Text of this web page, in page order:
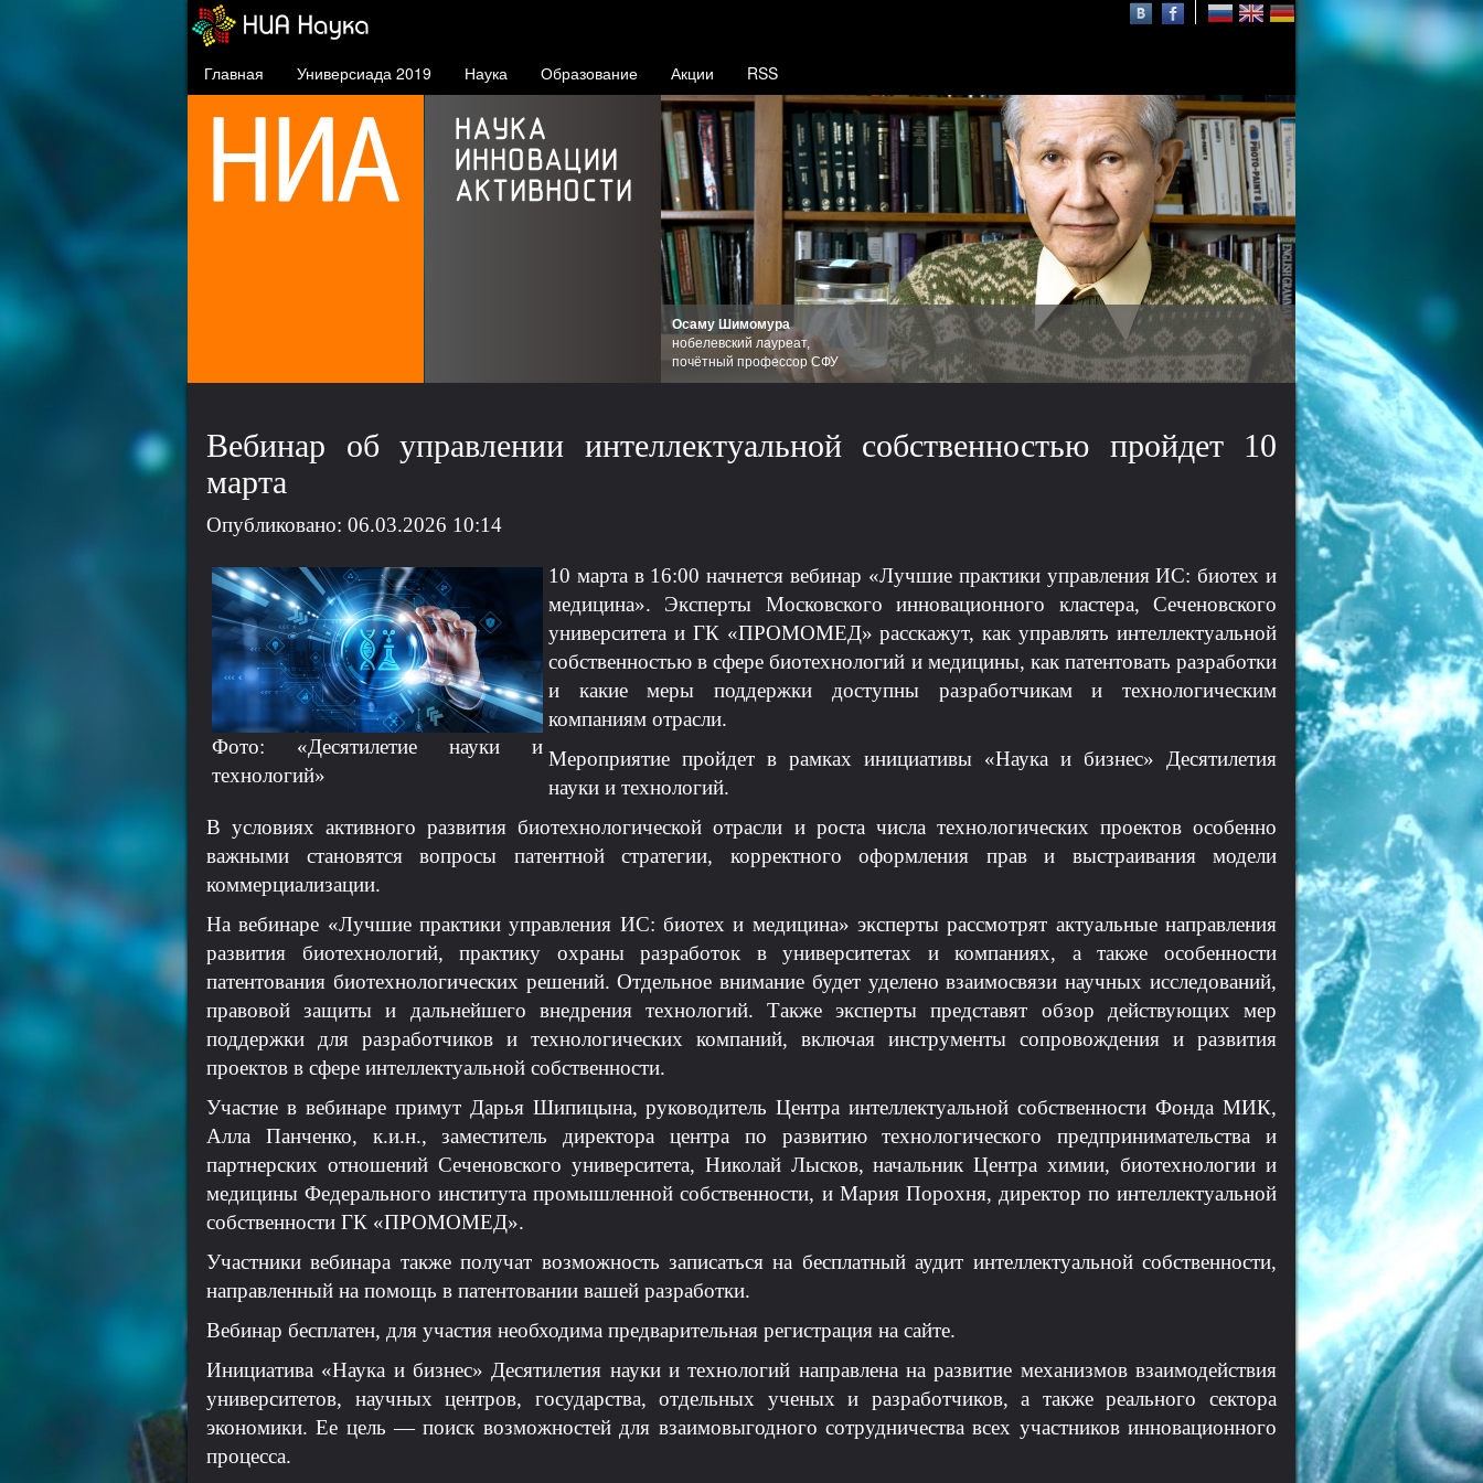
Главная Универсиада 2019 Наука Образование Акции RSS
Осаму Шимомура
нобелевский лауреат,
почётный профессор СФУ
Универсиада-2019
СФУ примет в своём
спортсменов и волонтёров
универсиады
Вебинар об управлении интеллектуальной собственностью пройдет 10
марта
Опубликовано: 06.03.2026 10:14
Фото: «Десятилетие науки и
технологий»
10 марта в 16:00 начнется вебинар «Лучшие практики управления ИС: биотех и
медицина». Эксперты Московского инновационного кластера, Сеченовского
университета и ГК «ПРОМОМЕД» расскажут, как управлять интеллектуальной
собственностью в сфере биотехнологий и медицины, как патентовать разработки
и какие меры поддержки доступны разработчикам и технологическим
компаниям отрасли.
Мероприятие пройдет в рамках инициативы «Наука и бизнес» Десятилетия
науки и технологий.
В условиях активного развития биотехнологической отрасли и роста числа технологических проектов особенно
важными становятся вопросы патентной стратегии, корректного оформления прав и выстраивания модели
коммерциализации.
На вебинаре «Лучшие практики управления ИС: биотех и медицина» эксперты рассмотрят актуальные направления
развития биотехнологий, практику охраны разработок в университетах и компаниях, а также особенности
патентования биотехнологических решений. Отдельное внимание будет уделено взаимосвязи научных исследований,
правовой защиты и дальнейшего внедрения технологий. Также эксперты представят обзор действующих мер
поддержки для разработчиков и технологических компаний, включая инструменты сопровождения и развития
проектов в сфере интеллектуальной собственности.
Участие в вебинаре примут Дарья Шипицына, руководитель Центра интеллектуальной собственности Фонда МИК,
Алла Панченко, к.и.н., заместитель директора центра по развитию технологического предпринимательства и
партнерских отношений Сеченовского университета, Николай Лысков, начальник Центра химии, биотехнологии и
медицины Федерального института промышленной собственности, и Мария Порохня, директор по интеллектуальной
собственности ГК «ПРОМОМЕД».
Участники вебинара также получат возможность записаться на бесплатный аудит интеллектуальной собственности,
направленный на помощь в патентовании вашей разработки.
Вебинар бесплатен, для участия необходима предварительная регистрация на сайте.
Инициатива «Наука и бизнес» Десятилетия науки и технологий направлена на развитие механизмов взаимодействия
университетов, научных центров, государства, отдельных ученых и разработчиков, а также реального сектора
экономики. Ее цель — поиск возможностей для взаимовыгодного сотрудничества всех участников инновационного
процесса.